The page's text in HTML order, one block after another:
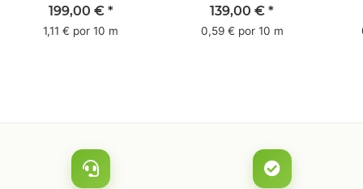
logo - 1 color - 50
mm x 50 m - caucho
199,00 € *
1,11 € por 10 m
color - 48 mm x 66 m
139,00 € *
0,59 € por 10 m
m